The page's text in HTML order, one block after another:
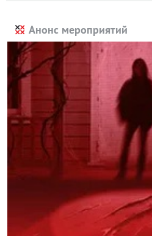
Анонс мероприятий